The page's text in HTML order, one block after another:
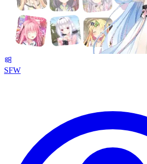
SFW